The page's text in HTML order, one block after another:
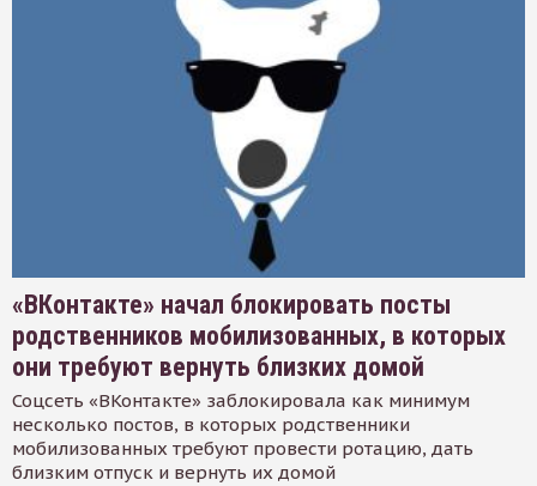
«ВКонтакте» начал блокировать посты
родственников мобилизованных, в которых
они требуют вернуть близких домой
Соцсеть «ВКонтакте» заблокировала как минимум
несколько постов, в которых родственники
мобилизованных требуют провести ротацию, дать
близким отпуск и вернуть их домой